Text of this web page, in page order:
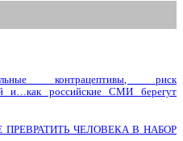
контрацептивы, риск
и…как российские СМИ берегут
ЧЕЛОВЕКА В НАБОР